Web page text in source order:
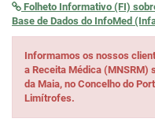
Folheto Informativo (FI)
Base de Dados do InfoMed
Informamos os nossos
a Receita Médica (MNSRM)
da Maia, no Concelho do
Limítrofes.